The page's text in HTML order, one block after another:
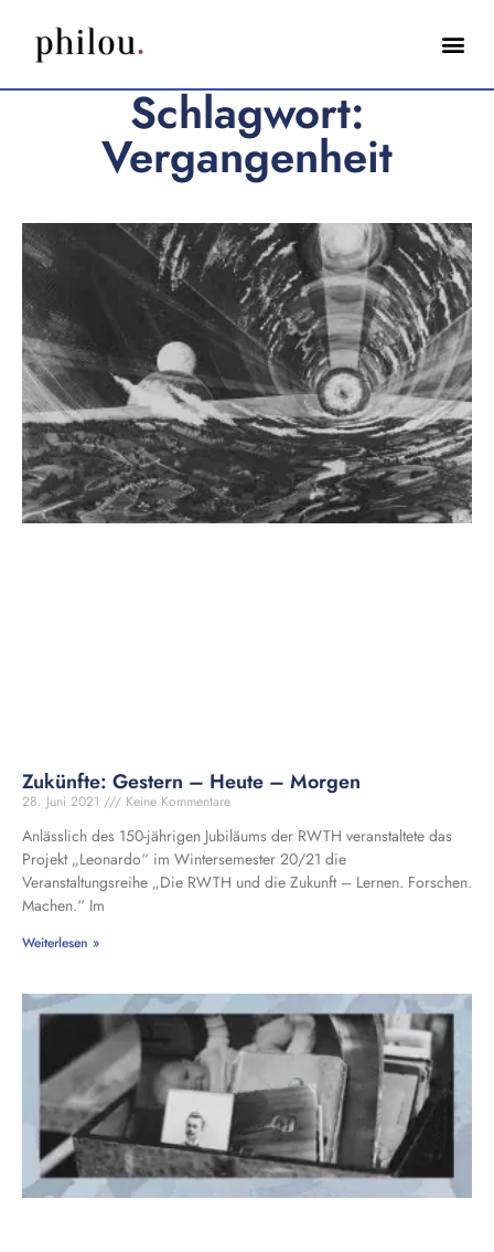
Schlagwort:
Vergangenheit
Zukünfte: Gestern – Heute – Morgen
28. Juni 2021 Keine Kommentare
Anlässlich des 150-jährigen Jubiläums der RWTH veranstaltete das
Projekt „Leonardo“ im Wintersemester 20/21 die
Veranstaltungsreihe „Die RWTH und die Zukunft – Lernen. Forschen.
Machen.“ Im
Weiterlesen »